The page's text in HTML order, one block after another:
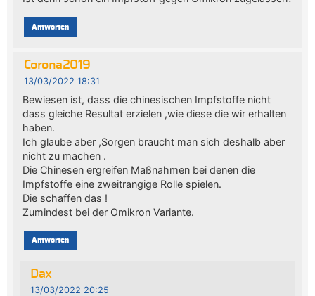
Antworten
Corona2019
13/03/2022 18:31
Bewiesen ist, dass die chinesischen Impfstoffe nicht
dass gleiche Resultat erzielen ,wie diese die wir erhalten
haben.
Ich glaube aber ,Sorgen braucht man sich deshalb aber
nicht zu machen .
Die Chinesen ergreifen Maßnahmen bei denen die
Impfstoffe eine zweitrangige Rolle spielen.
Die schaffen das !
Zumindest bei der Omikron Variante.
Antworten
Dax
13/03/2022 20:25